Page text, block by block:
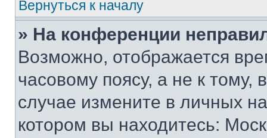
Вернуться к началу
» На конференции
Возможно, отображается
часовому поясу, а не к тому,
случае измените в личных
котором вы находитесь: